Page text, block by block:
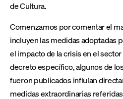
de Cultura.
Comenzamos por comentar el
incluyen las medidas adoptadas
el impacto de la crisis en el
decreto específico, algunos de
fueron publicados influían
medidas extraordinarias